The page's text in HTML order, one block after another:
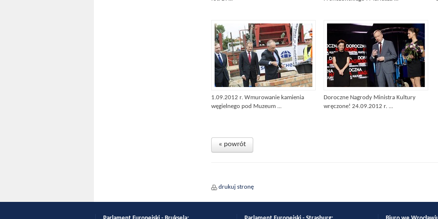
1.09.2012 r. Wmurowanie kamienia
węgielnego pod Muzeum ...
Doroczne Nagrody Ministra Kultury
wręczone! 24.09.2012 r. ...
« powrót
drukuj stronę